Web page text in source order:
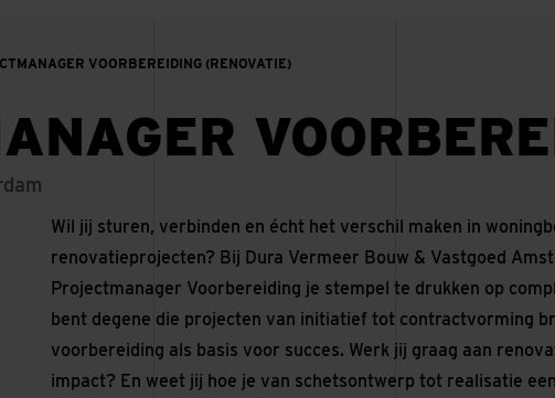
VOORBEREIDING (RENOVATIE)
Wil jij sturen, verbinden en écht het verschil maken in
renovatieprojecten? Bij Dura Vermeer Bouw & Vastgoed
Projectmanager Voorbereiding je stempel te drukken op
bent degene die projecten van initiatief tot contractvorming
voorbereiding als basis voor succes. Werk jij graag aan
impact? En weet jij hoe je van schetsontwerp tot realisatie